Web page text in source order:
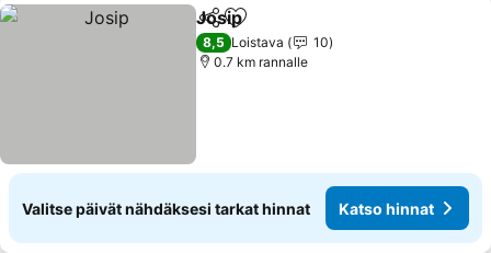
Jaa Lisää suosikkeihin
Josip
8,5 Loistava
10
0.7 km rannalle
Valitse päivät nähdäksesi tarkat hinnat Katso hinnat